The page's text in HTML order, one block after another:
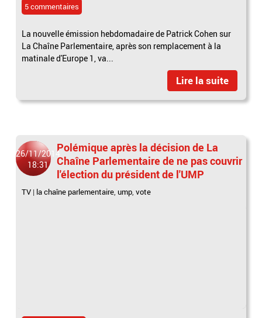
5 commentaires
La nouvelle émission hebdomadaire de Patrick Cohen sur
La Chaîne Parlementaire, après son remplacement à la
matinale d'Europe 1, va...
Lire la suite
26/11/2014
18:31
Polémique après la décision de La
Chaîne Parlementaire de ne pas couvrir
l'élection du président de l'UMP
TV | la chaîne parlementaire,ump,vote